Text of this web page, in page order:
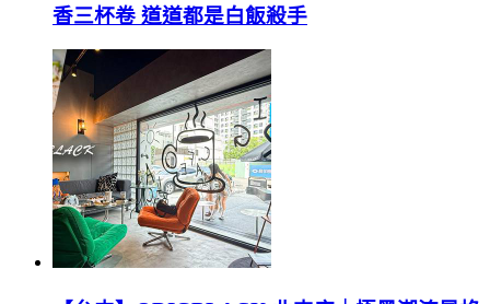
香三杯卷 道道都是白飯殺手